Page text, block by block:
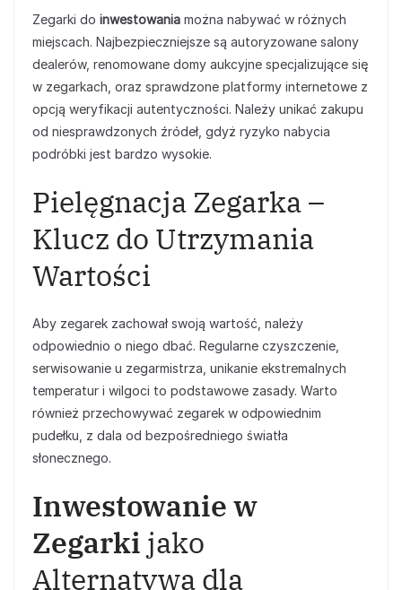
Zegarki do inwestowania można nabywać w różnych
miejscach. Najbezpieczniejsze są autoryzowane salony
dealerów, renomowane domy aukcyjne specjalizujące się
w zegarkach, oraz sprawdzone platformy internetowe z
opcją weryfikacji autentyczności. Należy unikać zakupu
od niesprawdzonych źródeł, gdyż ryzyko nabycia
podróbki jest bardzo wysokie.
Pielęgnacja Zegarka –
Klucz do Utrzymania
Wartości
Aby zegarek zachował swoją wartość, należy
odpowiednio o niego dbać. Regularne czyszczenie,
serwisowanie u zegarmistrza, unikanie ekstremalnych
temperatur i wilgoci to podstawowe zasady. Warto
również przechowywać zegarek w odpowiednim
pudełku, z dala od bezpośredniego światła
słonecznego.
Inwestowanie w
Zegarki jako
Alternatywa dla